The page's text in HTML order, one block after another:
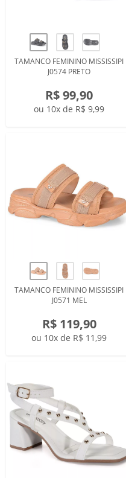
TAMANCO FEMININO MISSISSIPI
J0574 PRETO
R$ 99,90
ou 10x de R$ 9,99
TAMANCO FEMININO MISSISSIPI
J0571 MEL
R$ 119,90
ou 10x de R$ 11,99